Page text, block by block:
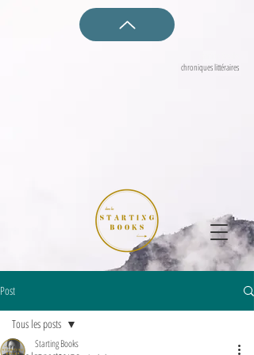
chroniques littéraires
Post
Tous les posts
Starting Books